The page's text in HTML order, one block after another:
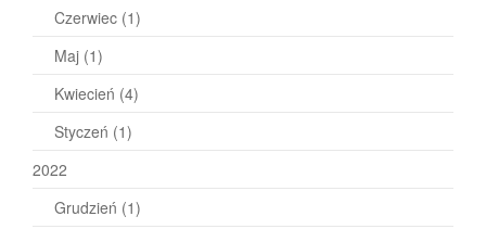
Czerwiec (1)
Maj (1)
Kwiecień (4)
Styczeń (1)
2022
Grudzień (1)